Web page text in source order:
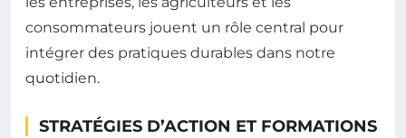
consommateurs jouent un rôle central pour
intégrer des pratiques durables dans notre
quotidien.
STRATÉGIES D’ACTION ET FORMATIONS